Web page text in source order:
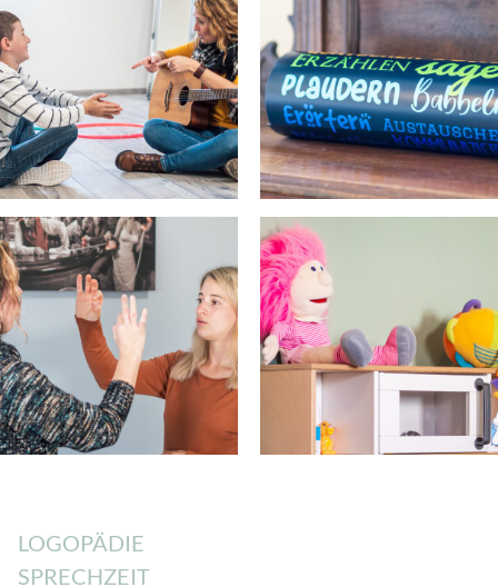
LOGOPÄDIE
SPRECHZEIT